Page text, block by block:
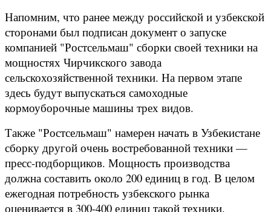
Напомним, что ранее между российской и узбекской
сторонами был подписан документ о запуске
компанией "Ростсельмаш" сборки своей техники на
мощностях Чирчикского завода
сельскохозяйственной техники. На первом этапе
здесь будут выпускаться самоходные
кормоуборочные машины трех видов.
Также "Ростсельмаш" намерен начать в Узбекистане
сборку другой очень востребованной техники —
пресс-подборщиков. Мощность производства
должна составить около 200 единиц в год. В целом
ежегодная потребность узбекского рынка
оценивается в 300-400 единиц такой техники.